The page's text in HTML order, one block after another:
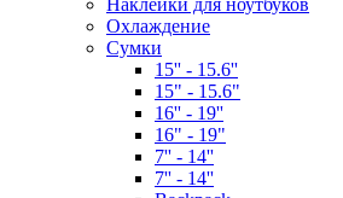
Наклейки для ноутбуков
Охлаждение
Сумки
15'' - 15.6''
15" - 15.6"
16'' - 19''
16" - 19"
7'' - 14''
7'' - 14''